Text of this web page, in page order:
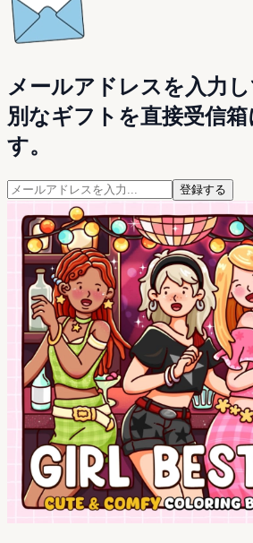
メールアドレスを入力
別なギフトを直接受信
す。
登録する